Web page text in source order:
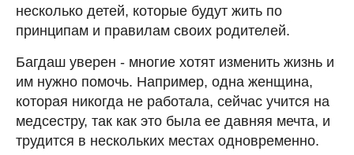
несколько детей, которые будут жить по
принципам и правилам своих родителей.
Багдаш уверен - многие хотят изменить жизнь и
им нужно помочь. Например, одна женщина,
которая никогда не работала, сейчас учится на
медсестру, так как это была ее давняя мечта, и
трудится в нескольких местах одновременно.